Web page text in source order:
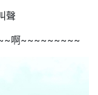
聲
啊~~~~~~~~~